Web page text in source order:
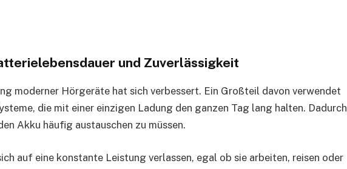
und Zuverlässigkeit
moderner Hörgeräte hat sich verbessert. Ein Großteil davon verwendet
die mit einer einzigen Ladung den ganzen Tag lang halten. Dadurch
Akku häufig austauschen zu müssen.
auf eine konstante Leistung verlassen, egal ob sie arbeiten, reisen oder